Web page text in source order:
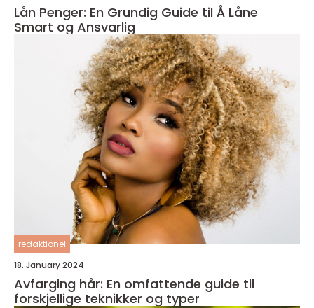
Lån Penger: En Grundig Guide til Å Låne
Smart og Ansvarlig
redaktionel
18. January 2024
Avfarging hår: En omfattende guide til
forskjellige teknikker og typer